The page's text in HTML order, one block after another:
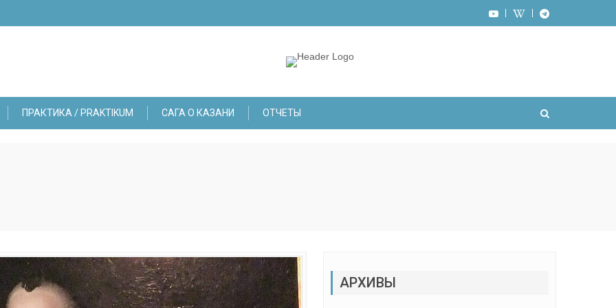
ПРАКТИКА / PRAKTIKUM САГА О КАЗАНИ ОТЧЕТЫ
АРХИВЫ